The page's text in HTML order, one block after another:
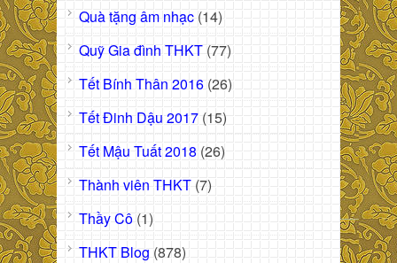
Quà tặng âm nhạc (14)
Quỹ Gia đình THKT (77)
Tết Bính Thân 2016 (26)
Tết Đinh Dậu 2017 (15)
Tết Mậu Tuất 2018 (26)
Thành viên THKT (7)
Thầy Cô (1)
THKT Blog (878)